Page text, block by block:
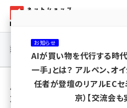
ン
ネットショッ
連載・特集 |
用語「COUNTERWORKS
事の一覧
お知らせ
AIが買い物を代行する時
一手」とは？ アルペン、オ
任者が登壇のリアルECセ
京）【交流会も